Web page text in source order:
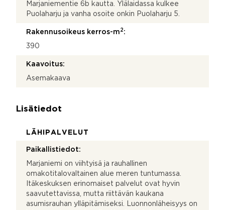
Marjaniementie 6b kautta. Ylälaidassa kulkee
Puolaharju ja vanha osoite onkin Puolaharju 5.
Rakennusoikeus kerros-m 2 :
390
Kaavoitus:
Asemakaava
Lisätiedot
LÄHIPALVELUT
Paikallistiedot:
Marjaniemi on viihtyisä ja rauhallinen
omakotitalovaltainen alue meren tuntumassa.
Itäkeskuksen erinomaiset palvelut ovat hyvin
saavutettavissa, mutta riittävän kaukana
asumisrauhan ylläpitämiseksi. Luonnonläheisyys on